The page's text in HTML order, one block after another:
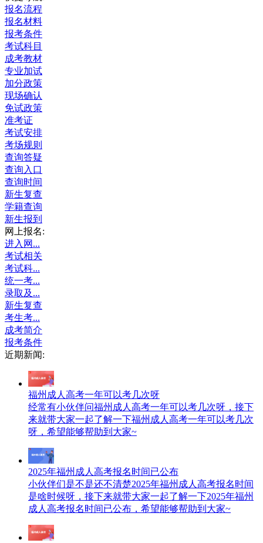
报名流程
报名材料
报考条件
考试科目
成考教材
专业加试
加分政策
现场确认
免试政策
准考证
考试安排
考场规则
查询答疑
查询入口
查询时间
新生复查
学籍查询
新生报到
网上报名:
进入网...
考试相关
考试科...
统一考...
录取及...
新生复查
考生考...
成考简介
报考条件
近期新闻:
福州成人高考一年可以考几次呀
经常有小伙伴问福州成人高考一年可以考几次呀，接下
来就带大家一起了解一下福州成人高考一年可以考几次
呀，希望能够帮助到大家~
2025年福州成人高考报名时间已公布
小伙伴们是不是还不清楚2025年福州成人高考报名时间
是啥时候呀，接下来就带大家一起了解一下2025年福州
成人高考报名时间已公布，希望能够帮助到大家~